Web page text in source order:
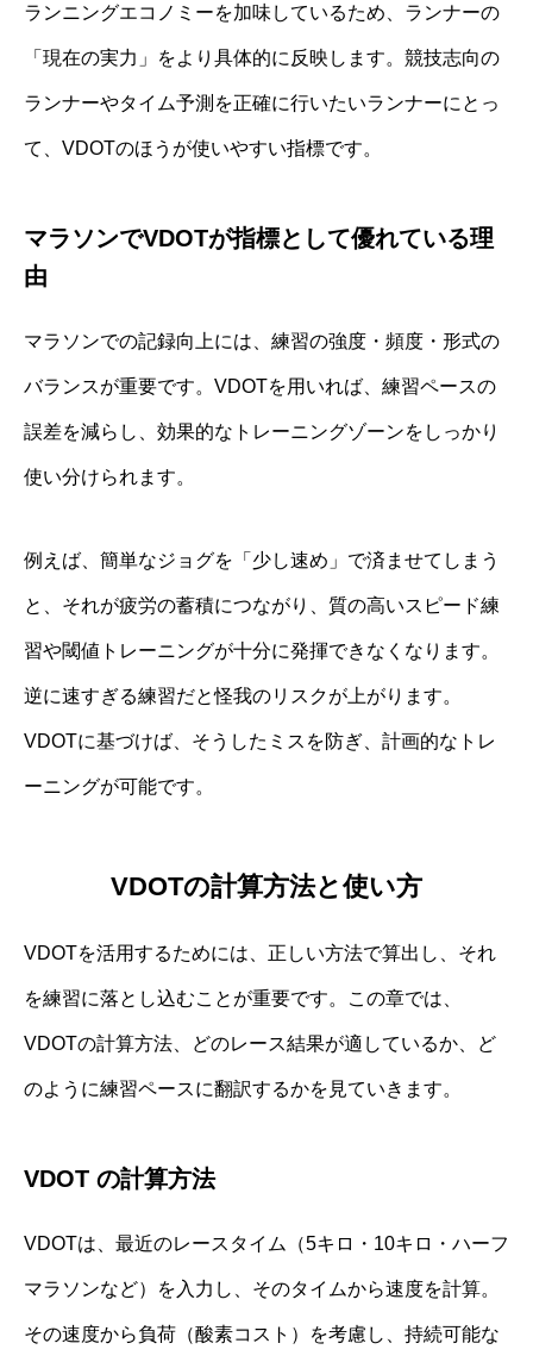
ランニングエコノミーを加味しているため、ランナーの
「現在の実力」をより具体的に反映します。競技志向の
ランナーやタイム予測を正確に行いたいランナーにとっ
て、VDOTのほうが使いやすい指標です。
マラソンでVDOTが指標として優れている理
由
マラソンでの記録向上には、練習の強度・頻度・形式の
バランスが重要です。VDOTを用いれば、練習ペースの
誤差を減らし、効果的なトレーニングゾーンをしっかり
使い分けられます。
例えば、簡単なジョグを「少し速め」で済ませてしまう
と、それが疲労の蓄積につながり、質の高いスピード練
習や閾値トレーニングが十分に発揮できなくなります。
逆に速すぎる練習だと怪我のリスクが上がります。
VDOTに基づけば、そうしたミスを防ぎ、計画的なトレ
ーニングが可能です。
VDOTの計算方法と使い方
VDOTを活用するためには、正しい方法で算出し、それ
を練習に落とし込むことが重要です。この章では、
VDOTの計算方法、どのレース結果が適しているか、ど
のように練習ペースに翻訳するかを見ていきます。
VDOT の計算方法
VDOTは、最近のレースタイム（5キロ・10キロ・ハーフ
マラソンなど）を入力し、そのタイムから速度を計算。
その速度から負荷（酸素コスト）を考慮し、持続可能な